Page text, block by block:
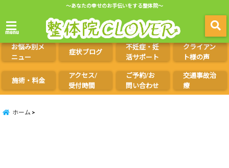
～あなたの幸せのお手伝いをする整体院～
menu
お悩み別メ
ニュー
症状ブログ
不妊症・妊
活サポート
クライアン
ト様の声
施術・料金
アクセス/
受付時間
ご予約/お
問い合わせ
交通事故治
療
ホーム